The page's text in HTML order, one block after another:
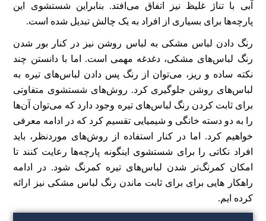
آبی با تناژ غلیظ نیز اتفاق می‌افتد. بنابراین شستشوی این
پارچه‌ها برای بسیاری از افراد به یک چالش تبدیل شده است.
رنگ دادن لباس مشکی به لباس روشن نیز در کنار بور شدن
رنگ لباس‌های مشکی، دغدغه مهمی است. اما با دانستن چند
نکته ساده و ریز، می‌توان از رنگ پس دادن لباس‌های تیره به
لباس‌های روشن جلوگیری کرد. روش‌های شستشوی متفاوتی
برای ثابت کردن رنگ لباس‌های تیره وجود دارد که می‌توان آن‌ها
را به دو دسته خانگی و شیمیایی تقسیم کرد که در ادامه معرفی
خواهیم کرد. اما در کنار استفاده از روش‌های موردنظر، باید
افراد نکاتی را برای شستشوی اینگونه پارچه‌ها رعایت کنند تا
امکان کمرنگ‌تر شدن لباس‌های تیره کمرنگ شود. در ادامه
راهکار هایی برای برای ثابت ماندن رنگ لباس مشکی نیز ارائه
کرده ایم.